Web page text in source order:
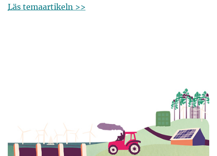
Läs temaartikeln >>